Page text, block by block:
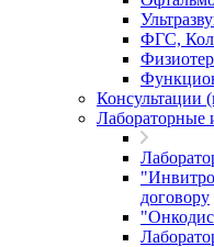
ФГС,
Консультации
Лабораторные
договору